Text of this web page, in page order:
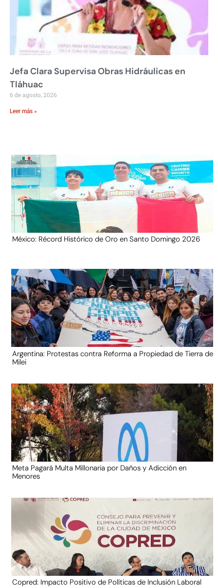
Jefa Clara Supervisa Obras Hidráulicas en
Tláhuac
6 de agosto, 2026
Leer más »
México: Récord Histórico de Oro en Santo Domingo 2026
Argentina: Protestas contra Reforma a Propiedad de Tierra de
Milei
Meta Pagará Multa Millonaria por Daños y Adicción en
Menores
Copred: Impacto Positivo de Políticas de Inclusión Laboral